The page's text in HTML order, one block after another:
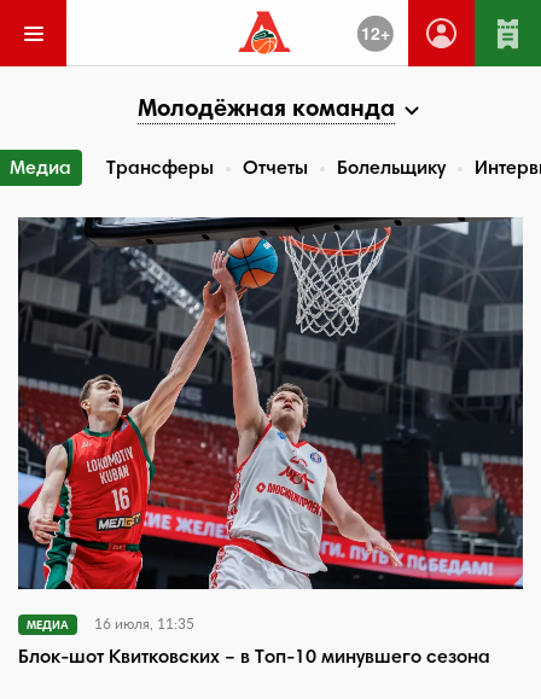
12+
Молодёжная команда
Медиа Трансферы Отчеты Болельщику
МЕДИА 16 июля, 11:35
Блок-шот Квитковских – в Топ-10 минувшего сезона